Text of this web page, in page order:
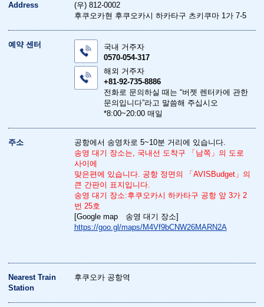
Address
(우) 812-0002
후쿠오카현 후쿠오카시 하카타구 츠키쿠마 1가 7-5
예약 센터
국내 거주자
0570-054-317
해외 거주자
+81-92-735-8886
전화로 문의하실 때는 “버젯 렌터카에 관한
문의입니다”라고 말씀해 주십시오
*8:00~20:00 매일
주소
공항에서 송영차로 5~10분 거리에 있습니다.
송영 대기 장소는, 국내선 도착구 「남쪽」의 도로
사이에
맞은편에 있습니다. 공항 정면의 「AVISBudget」의
큰 간판이 표지입니다.
송영 대기 장소:후쿠오카시 하카타구 공항 앞 3가 2
번 25호
[Google map 송영 대기 장소]
https://goo.gl/maps/M4Vf9bCNW26MARN2A
Nearest Train
Station
후쿠오카 공항역